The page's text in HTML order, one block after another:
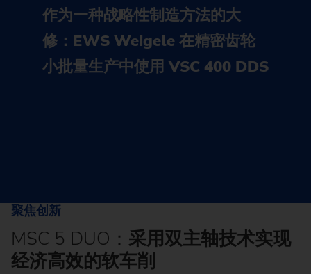
作为一种战略性制造方法的大
修：EWS Weigele 在精密齿轮
小批量生产中使用 VSC 400 DDS
聚焦创新
MSC 5 DUO： 采用双主轴技术实现
经济高效的软车削